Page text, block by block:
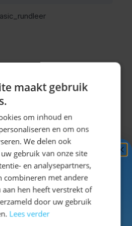
voor het Oktoberfest in
andere themafeesten en
kleur zorgt voor een rustige
die makkelijk te combineren
zakken neem je eenvoudig je
feest.
blouse,kniekousenen
klaar wilt zijn voor het feest.
Oktoberfest outfit voor
je dit ook leuk?
van de carrousel is
te slaan te gaan
maakt gebruik
om inhoud en
en om ons
We delen ook
gebruik van onze site
en analysepartners,
combineren met andere
hen heeft verstrekt of
door uw gebruik
Lees verder
5%
en ontvang toegang
kortingen!